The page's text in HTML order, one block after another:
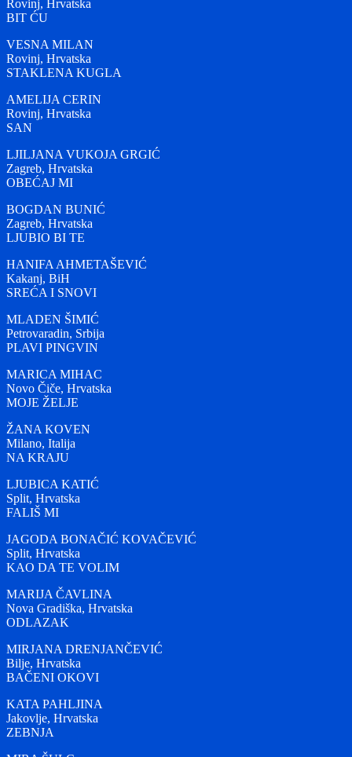
Rovinj, Hrvatska
BIT ĆU
VESNA MILAN
Rovinj, Hrvatska
STAKLENA KUGLA
AMELIJA CERIN
Rovinj, Hrvatska
SAN
LJILJANA VUKOJA GRGIĆ
Zagreb, Hrvatska
OBEĆAJ MI
BOGDAN BUNIĆ
Zagreb, Hrvatska
LJUBIO BI TE
HANIFA AHMETAŠEVIĆ
Kakanj, BiH
SREĆA I SNOVI
MLADEN ŠIMIĆ
Petrovaradin, Srbija
PLAVI PINGVIN
MARICA MIHAC
Novo Čiče, Hrvatska
MOJE ŽELJE
ŽANA KOVEN
Milano, Italija
NA KRAJU
LJUBICA KATIĆ
Split, Hrvatska
FALIŠ MI
JAGODA BONAČIĆ KOVAČEVIĆ
Split, Hrvatska
KAO DA TE VOLIM
MARIJA ČAVLINA
Nova Gradiška, Hrvatska
ODLAZAK
MIRJANA DRENJANČEVIĆ
Bilje, Hrvatska
BAČENI OKOVI
KATA PAHLJINA
Jakovlje, Hrvatska
ZEBNJA